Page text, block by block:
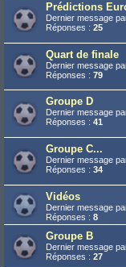
Prédictions
Dernier message
Réponses : 25
Quart de finale
Dernier message
Réponses : 79
Groupe D
Dernier message
Réponses : 41
Groupe C...
Dernier message
Réponses : 34
Vidéos
Dernier message
Réponses : 8
Groupe B
Dernier message
Réponses : 27